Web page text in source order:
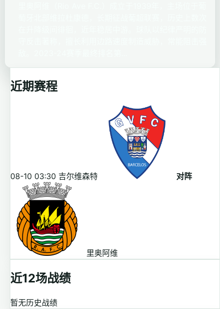
近期赛程
08-10 03:30 吉尔维森特 对阵
里奥阿维
近12场战绩
暂无历史战绩